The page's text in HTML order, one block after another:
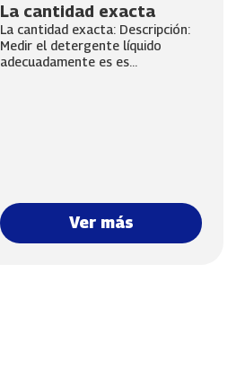
La cantidad exacta
La cantidad exacta: Descripción:
Medir el detergente líquido
adecuadamente es es...
Ver más